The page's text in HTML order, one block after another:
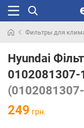
раньше
Фильтры для
Hyundai
0102081307-
249 грн.